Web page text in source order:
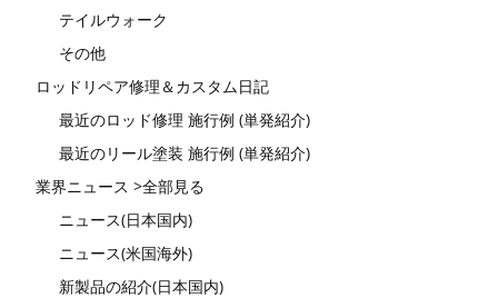
テイルウォーク
その他
ロッドリペア修理＆カスタム日記
最近のロッド修理 施行例 (単発紹介)
最近のリール塗装 施行例 (単発紹介)
業界ニュース >全部見る
ニュース(日本国内)
ニュース(米国海外)
新製品の紹介(日本国内)